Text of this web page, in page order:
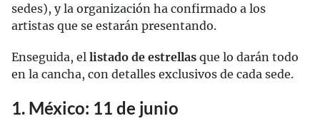
sedes), y la organización ha confirmado a los
artistas que se estarán presentando.
Enseguida, el listado de estrellas que lo darán todo
en la cancha, con detalles exclusivos de cada sede.
1. México: 11 de junio